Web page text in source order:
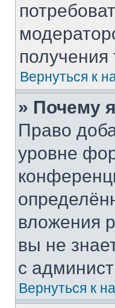
получения
Вернуться к
» Почему
Право
уровне
вложения
вы не
с
Вернуться к